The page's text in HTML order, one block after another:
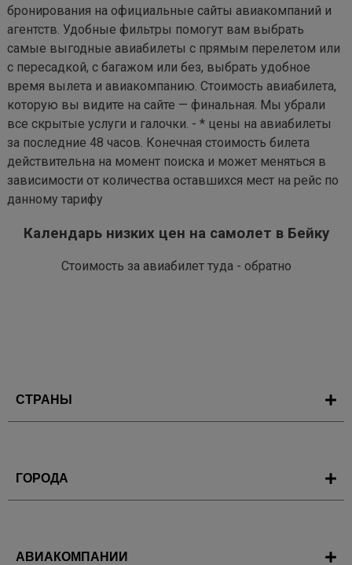
бронирования на официальные сайты авиакомпаний и
агентств. Удобные фильтры помогут вам выбрать
самые выгодные авиабилеты с прямым перелетом или
с пересадкой, с багажом или без, выбрать удобное
время вылета и авиакомпанию. Стоимость авиабилета,
которую вы видите на сайте — финальная. Мы убрали
все скрытые услуги и галочки. - * цены на авиабилеты
за последние 48 часов. Конечная стоимость билета
действительна на момент поиска и может меняться в
зависимости от количества оставшихся мест на рейс по
данному тарифу
Календарь низких цен на самолет в Бейку
Стоимость за авиабилет туда - обратно
СТРАНЫ
ГОРОДА
АВИАКОМПАНИИ